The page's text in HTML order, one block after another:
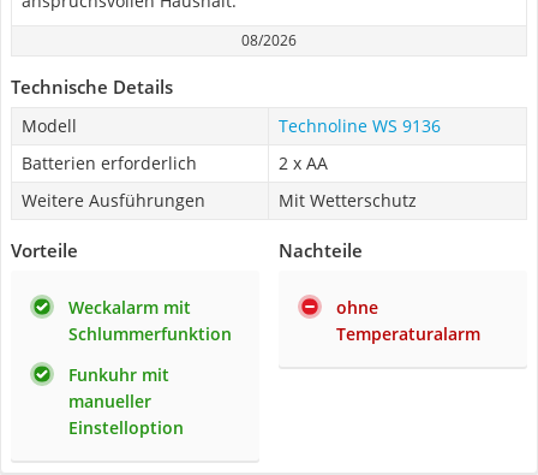
08/2026
Technische Details
Modell
‎Technoline WS 9136
Batterien erforderlich
2 x AA
Weitere Ausführungen
Mit Wetterschutz
Vorteile
Weckalarm mit
Schlummerfunktion
Funkuhr mit
manueller
Einstelloption
Nachteile
ohne
Temperaturalarm